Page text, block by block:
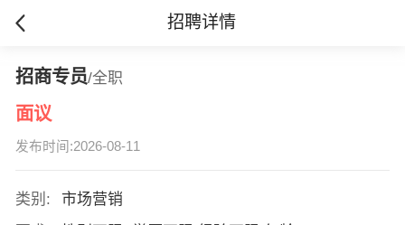
招聘详情
招商专员/全职
面议
发布时间:2026-08-11
类别:
市场营销